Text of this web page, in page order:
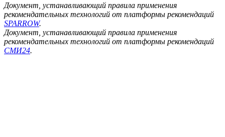
Документ, устанавливающий правила применения
рекомендательных технологий от платформы рекомендаций
SPARROW.
Документ, устанавливающий правила применения
рекомендательных технологий от платформы рекомендаций
СМИ24.